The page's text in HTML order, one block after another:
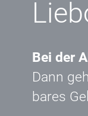
Bei der
Dann
bares